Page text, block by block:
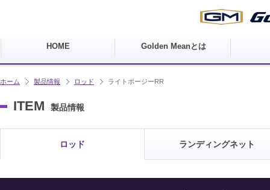
HOME Golden Meanとは
ホーム 製品情報 ロッド ライトポージーRR
ITEM 製品情報
ロッド ランディングネット